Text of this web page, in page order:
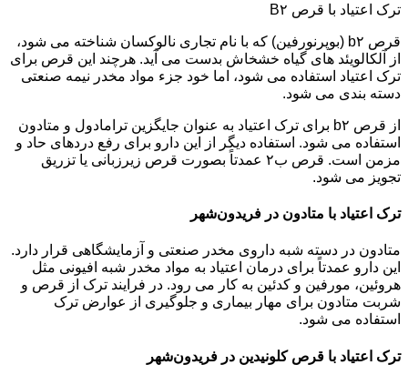
ترک اعتیاد با قرص B۲
قرص b۲ (بوپرنورفین) که با نام تجاری نالوکسان شناخته می شود،
از آلکالویئد های گیاه خشخاش بدست می آید. هرچند این قرص برای
ترک اعتیاد استفاده می شود، اما خود جزء مواد مخدر نیمه صنعتی
دسته بندی می شود.
از قرص b۲ برای ترک اعتیاد به عنوان جایگزین ترامادول و متادون
استفاده می شود. استفاده دیگر از این دارو برای رفع دردهای حاد و
مزمن است. قرص ب۲ عمدتاً بصورت قرص زیرزبانی یا تزریق
تجویز می شود.
ترک اعتیاد با متادون در فریدون‌شهر
متادون در دسته شبه داروی مخدر صنعتی و آزمایشگاهی قرار دارد.
این دارو عمدتاً برای درمان اعتیاد به مواد مخدر شبه افیونی مثل
هروئین، مورفین و کدئین به کار می رود. در فرایند ترک از قرص و
شربت متادون برای مهار بیماری و جلوگیری از عوارض ترک
استفاده می شود.
ترک اعتیاد با قرص کلونیدین در فریدون‌شهر